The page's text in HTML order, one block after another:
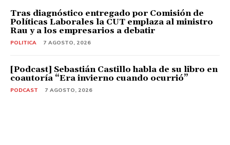
Tras diagnóstico entregado por Comisión de
Políticas Laborales la CUT emplaza al ministro
Rau y a los empresarios a debatir
POLITICA 7 AGOSTO, 2026
[Podcast] Sebastián Castillo habla de su libro en
coautoría “Era invierno cuando ocurrió”
PODCAST 7 AGOSTO, 2026